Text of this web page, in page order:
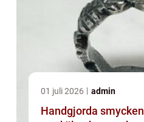
01 juli 2026 admin
Handgjorda smycken personlig stil